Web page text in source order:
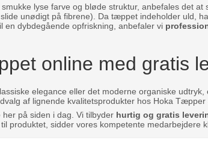
lyse farve og bløde struktur, anbefales det
unødigt på fibrene). Da tæppet indeholder uld,
dybdegående opfriskning, anbefaler vi
online med gratis
elegance eller det moderne organiske
af lignende kvalitetsprodukter hos Hoka Tæpper
på siden i dag. Vi tilbyder hurtig og gratis
produktet, sidder vores kompetente medarbejdere